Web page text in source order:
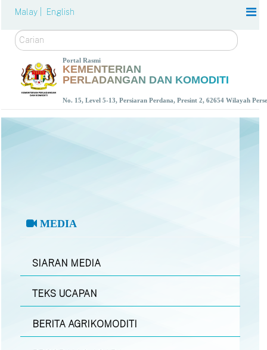
Malay | English
Carian
Portal Rasmi
KEMENTERIAN
PERLADANGAN DAN KOMODITI
No. 15, Level 5-13, Persiaran Perdana, Presint 2, 62654 Wilayah
MEDIA
SIARAN MEDIA
TEKS UCAPAN
BERITA AGRIKOMODITI